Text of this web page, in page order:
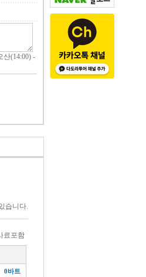
산(14:00) -
습니다.
료포함
0바트